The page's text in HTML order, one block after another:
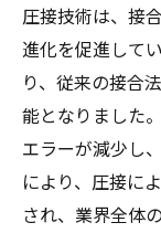
圧接技術は、接
進化を促進して
り、従来の接合
能となりました
エラーが減少し
により、圧接に
され、業界全体